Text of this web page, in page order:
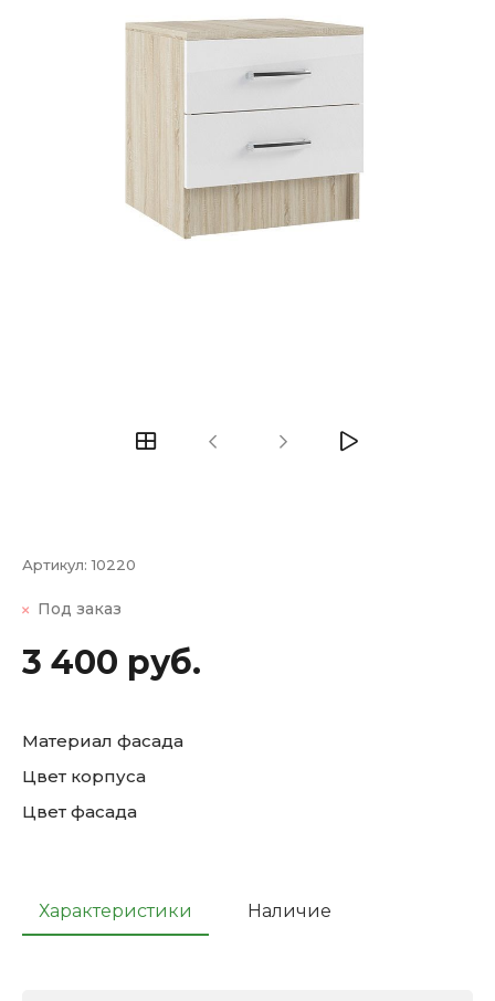
Артикул:10220
Под заказ
3 400 руб.
Материал фасада
Цвет корпуса
Цвет фасада
Характеристики Наличие